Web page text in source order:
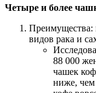
Четыре и более
Преимущества:
видов рака и
88 000
чашек
ниже, чем